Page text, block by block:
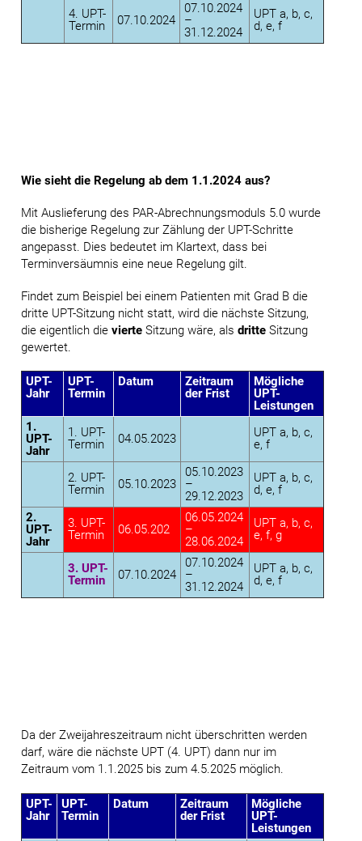
4. UPT-
Termin
07.10.2024
07.10.2024
–
31.12.2024
UPT a, b, c,
d, e, f
Wie sieht die Regelung ab dem 1.1.2024 aus?
Mit Auslieferung des PAR-Abrechnungsmoduls 5.0 wurde
die bisherige Regelung zur Zählung der UPT-Schritte
angepasst. Dies bedeutet im Klartext, dass bei
Terminversäumnis eine neue Regelung gilt.
Findet zum Beispiel bei einem Patienten mit Grad B die
dritte UPT-Sitzung nicht statt, wird die nächste Sitzung,
die eigentlich dievierteSitzung wäre, alsdritteSitzung
gewertet.
UPT-
Jahr
UPT-
Termin
Datum
Zeitraum
der Frist
Mögliche
UPT-
Leistungen
1.
UPT-
Jahr
1. UPT-
Termin
04.05.2023
UPT a, b, c,
e, f
2. UPT-
Termin
05.10.2023
05.10.2023
–
29.12.2023
UPT a, b, c,
d, e, f
2.
UPT-
Jahr
3. UPT-
Termin
06.05.202
06.05.2024
–
28.06.2024
UPT a, b, c,
e, f, g
3. UPT-
Termin
07.10.2024
07.10.2024
–
31.12.2024
UPT a, b, c,
d, e, f
Da der Zweijahreszeitraum nicht überschritten werden
darf, wäre die nächste UPT (4. UPT) dann nur im
Zeitraum vom 1.1.2025 bis zum 4.5.2025 möglich.
UPT-
Jahr
UPT-
Termin
Datum
Zeitraum
der Frist
Mögliche
UPT-
Leistungen